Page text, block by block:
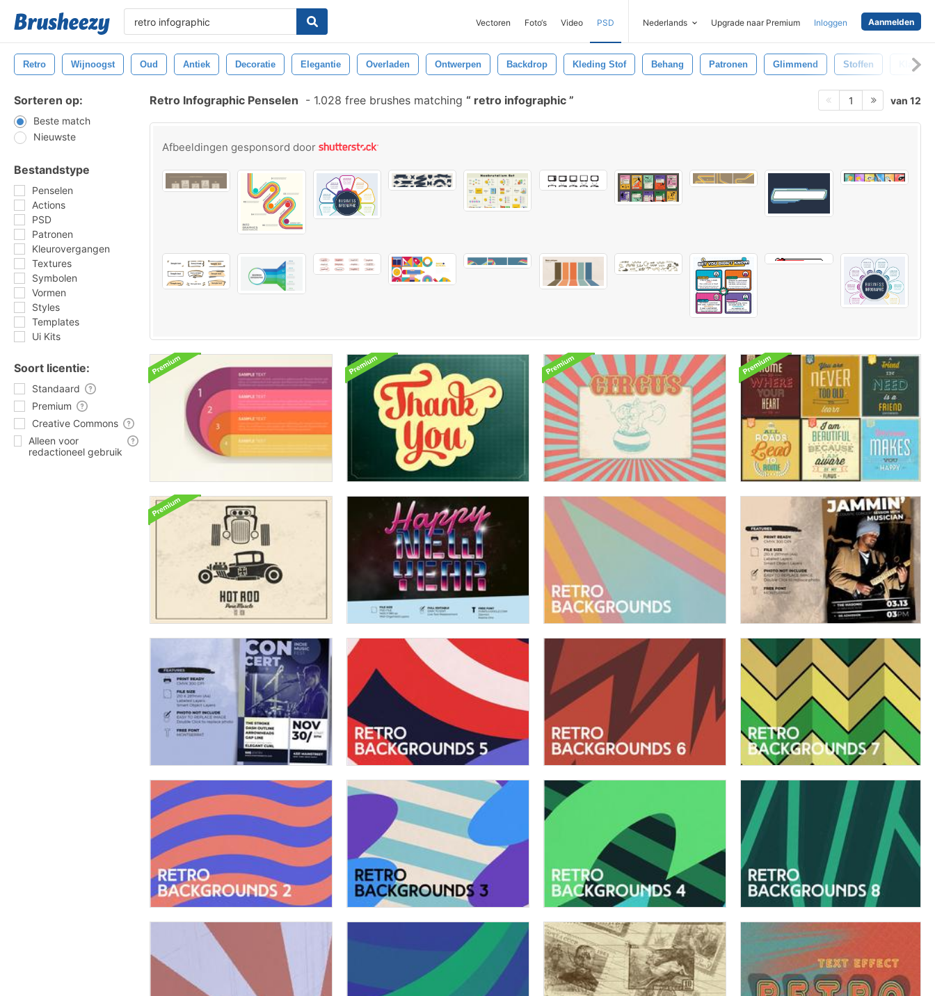
Vectoren Foto‘s Video PSD Nederlands Upgrade naar Premium Inloggen Aanmelden
Retro Wijnoogst Oud Antiek Decoratie Elegantie Overladen Ontwerpen Backdrop Kleding Stof Behang Patronen Glimmend Stoffen Klassiek
Sorteren op:
Beste match
Nieuwste
Bestandstype
Penselen
Actions
PSD
Patronen
Kleurovergangen
Textures
Symbolen
Vormen
Styles
Templates
Ui Kits
Soort licentie:
Standaard
Premium
Creative Commons
Alleen voor
redactioneel gebruik
Retro Infographic Penselen - 1.028 free brushes matching retro infographic 1 van 12
Afbeeldingen gesponsord door